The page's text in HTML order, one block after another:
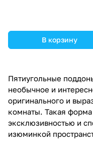
В корзину
Пятиугольные
необычное и
оригинального и
комнаты. Такая форма
эксклюзивностью и
изюминкой